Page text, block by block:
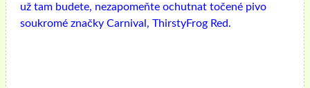
už tam budete, nezapomeňte ochutnat točené pivo
soukromé značky Carnival, ThirstyFrog Red.